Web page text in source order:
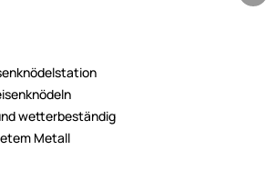
wetterbeständig
Metall